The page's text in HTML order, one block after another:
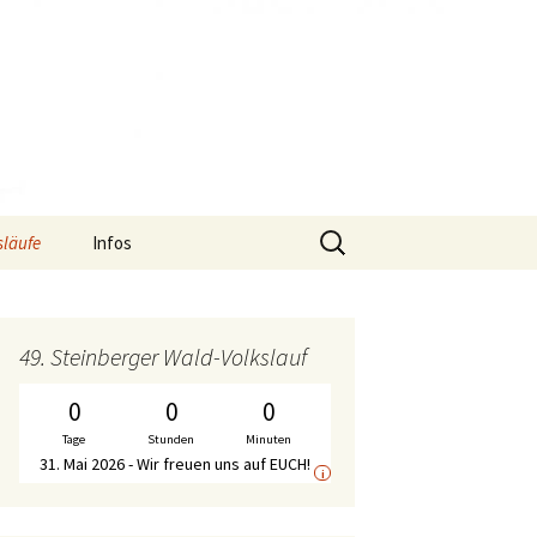
S2-Lauf – Wechselpunkte
S2-Lauf – Streckenplan
S2-Lauf – Zeitplan
Bericht WirDueller-
Biolauf
Ausschreibung
WirDueller-Biolauf
Infos
Gymnastik-Angebot
Mitgliedschaft
Suche
nach:
49. Steinberger Wald-Volkslauf
0
Tage
0
Stunden
0
Minuten
31. Mai 2026 - Wir freuen uns auf EUCH! i